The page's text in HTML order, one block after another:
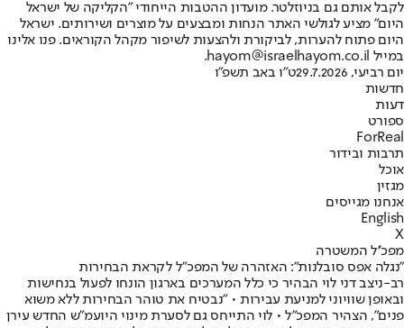
לקבל אותם גם בניוזלטר. מועדון ההטבות הייחודי "הקליקה של ישראל
היום" מציע לגולשי האתר הנחות ומבצעים על מוצרים ושירותים. ישראל
היום פתוח להערות, לביקורת ולהצעות לשיפור מקהל הקוראים. פנו אלינו
במייל hayom@israelhayom.co.il.
יום רביעי, 29.7.2026
ט"ו באב תשפ"ו
חדשות
דעות
ספורט
ForReal
תרבות ובידור
אוכל
מגזין
אנחנו מגייסים
English
X
מפכ''ל המשטרה
"נגלה אפס סובלנות": האזהרה של המפכ"ל לקראת הבחירות
רב-ניצב דני לוי הבהיר כי כלל המערכים בארגון הונחו לפעול בנחישות
ובאופן שוויוני למניעת עבירות • "נבטיח את טוהר הבחירות ללא משוא
פנים", הצהיר המפכ"ל • לוי התייחס גם לסערת מינוי היועמ"ש החדש עירן